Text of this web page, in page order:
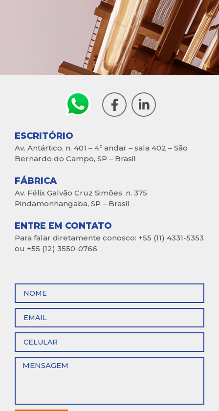
ESCRITÓRIO
Av. Antártico, n. 401 – 4º andar – sala 402 – São
Bernardo do Campo, SP – Brasil
FÁBRICA
Av. Félix Galvão Cruz Simões, n. 375
Pindamonhangaba, SP – Brasil
ENTRE EM CONTATO
Para falar diretamente conosco: +55 (11) 4331-5353
ou +55 (12) 3550-0766